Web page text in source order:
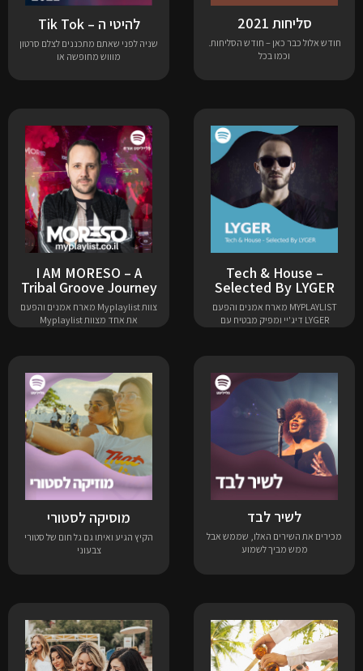
סליחות 2021
חודש אלול כבר כאן – חודש הסליחות.
וכמו בכל
להיטי ה – Tik Tok
שניה לפני שאתם מתכננים לצלם סרטון
מוווש מחופשה או
Tech & House –
Selected By LYGER
MYPLAYLIST מארח אמנים והפעם
LYGER דיג'יי ומפיק מבטיח עם
I AM MORESO – A
Tribal Groove Journey
צוות Myplaylist מארח אמנים והפעם
את אחד מצוות Myplaylist
לשיר לבד
מכירים את השירים האלו, שממש אבל
ממש מביך לשמוע
מוסיקה לסטורי
הקיץ הגיע ואיתו גם גל חום של סטורי
צבעוני